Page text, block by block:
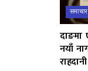
समाचार
दाङमा
नयाँ
राहदानी